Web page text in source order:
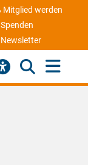
Mitglied werden
Spenden
Newsletter